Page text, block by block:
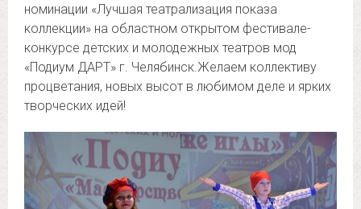
номинации «Лучшая театрализация показа
коллекции» на областном открытом фестивале-
конкурсе детских и молодежных театров мод
«Подиум ДАРТ» г. Челябинск.Желаем коллективу
процветания, новых высот в любимом деле и ярких
творческих идей!